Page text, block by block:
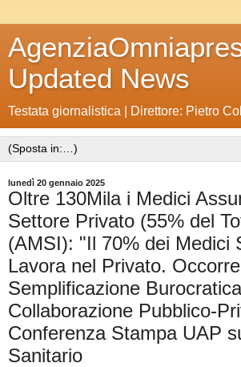
Updated News
Testata giornalistica | Direttore: Pietro
lunedì 20 gennaio 2025
Oltre 130Mila i Medici
Settore Privato (55% del
(AMSI): "Il 70% dei Medici
Lavora nel Privato.
Semplificazione
Collaborazione Pubblico-
Conferenza Stampa UAP
Sanitario